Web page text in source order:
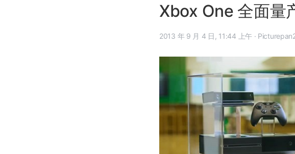
Xbox One 全面量
2013 年 9 月 4 日, 11:44 上午 ·